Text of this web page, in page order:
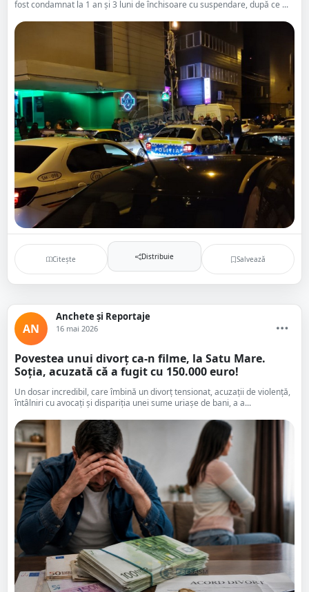
fost condamnat la 1 an și 3 luni de închisoare cu suspendare, după ce ...
Citește Distribuie Salvează
AN
Anchete și Reportaje
16 mai 2026
Povestea unui divorț ca-n filme, la Satu Mare.
Soția, acuzată că a fugit cu 150.000 euro!
Un dosar incredibil, care îmbină un divorț tensionat, acuzații de violență,
întâlniri cu avocați și dispariția unei sume uriașe de bani, a a...